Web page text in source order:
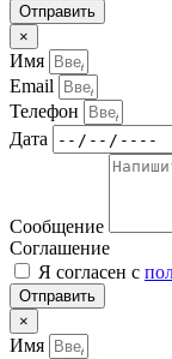
Отправить
×
Имя
Email
Телефон
Дата
Сообщение
Соглашение
Я согласен с
Отправить
×
Имя